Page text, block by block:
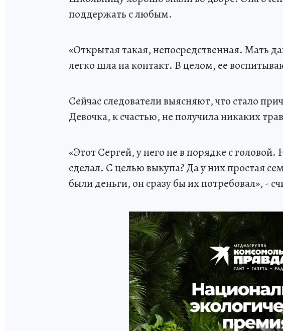
поддержать с любым.
«Открытая такая, непосредственная. Мать
легко шла на контакт. В целом, ее
Сейчас следователи выясняют, что стало
Девочка, к счастью, не получила никаких
«Этот Сергей, у него не в порядке с головой.
сделал. С целью выкупа? Да у них простая
были деньги, он сразу бы их потребовал», -